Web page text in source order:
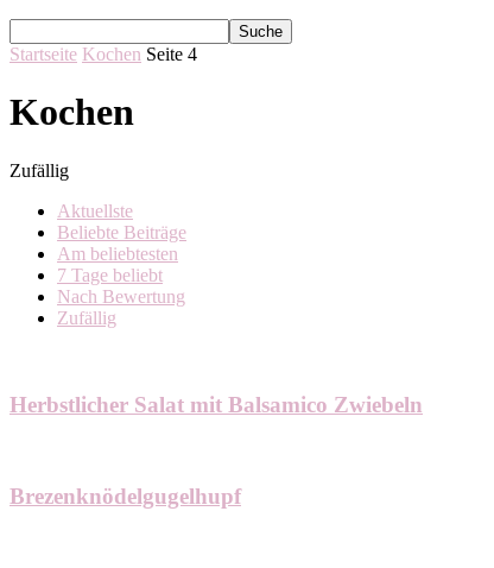
Startseite Kochen Seite 4
Kochen
Zufällig
Aktuellste
Beliebte Beiträge
Am beliebtesten
7 Tage beliebt
Nach Bewertung
Zufällig
Herbstlicher Salat mit Balsamico Zwiebeln
Brezenknödelgugelhupf